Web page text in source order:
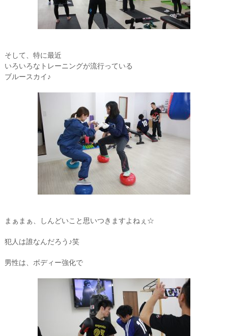
そして、特に最近
いろいろなトレーニングが流行っている
ブルースカイ♪
まぁまぁ、しんどいこと思いつきますよねぇ☆
犯人は誰なんだろう♪笑
男性は、ボディー強化で